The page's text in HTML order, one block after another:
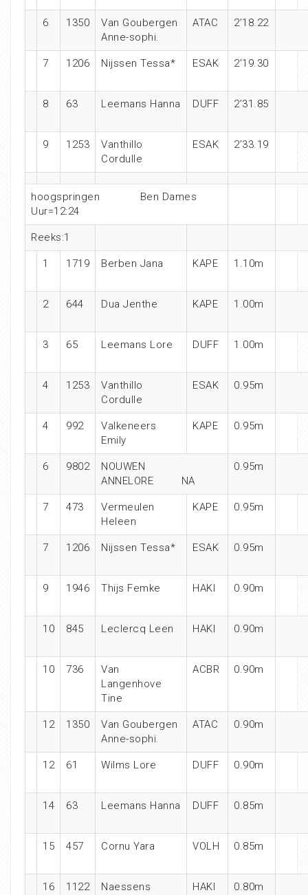
6 1350
Van Goubergen
Anne-sophi.
ATAC 2’18.22
7 1206 Nijssen Tessa* ESAK 2’19.30
8 63 Leemans Hanna DUFF 2’31.85
9 1253
Vanthillo
Cordulle
ESAK 2’33.19
hoogspringen Ben Dames
Uur=12:24
Reeks:1
1 1719 Berben Jana KAPE 1.10m
2 644 Dua Jenthe KAPE 1.00m
3 65 Leemans Lore DUFF 1.00m
4 1253
Vanthillo
Cordulle
ESAK 0.95m
4 992
Valkeneers
Emily
KAPE 0.95m
6 9802
NOUWEN
ANNELORE NA
0.95m
7 473
Vermeulen
Heleen
KAPE 0.95m
7 1206 Nijssen Tessa* ESAK 0.95m
9 1946 Thijs Femke HAKI 0.90m
10 845 Leclercq Leen HAKI 0.90m
10 736
Van
Langenhove
Tine
ACBR 0.90m
12 1350
Van Goubergen
Anne-sophi.
ATAC 0.90m
12 61 Wilms Lore DUFF 0.90m
14 63 Leemans Hanna DUFF 0.85m
15 457 Cornu Yara VOLH 0.85m
16 1122
Naessens
HAKI 0.80m